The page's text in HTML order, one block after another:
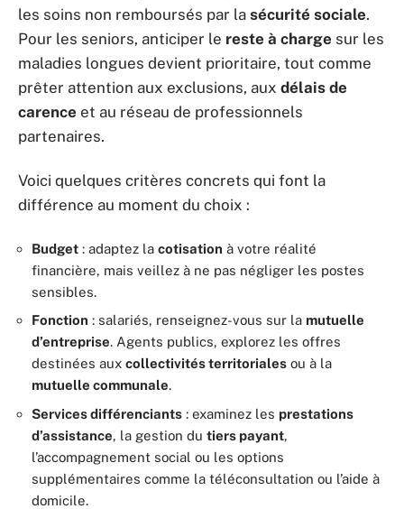
les soins non remboursés par la sécurité sociale.
Pour les seniors, anticiper le reste à charge sur les
maladies longues devient prioritaire, tout comme
prêter attention aux exclusions, aux délais de
carence et au réseau de professionnels
partenaires.
Voici quelques critères concrets qui font la
différence au moment du choix :
Budget : adaptez la cotisation à votre réalité
financière, mais veillez à ne pas négliger les postes
sensibles.
Fonction : salariés, renseignez-vous sur la mutuelle
d’entreprise. Agents publics, explorez les offres
destinées aux collectivités territoriales ou à la
mutuelle communale.
Services différenciants : examinez les prestations
d’assistance, la gestion du tiers payant,
l’accompagnement social ou les options
supplémentaires comme la téléconsultation ou l’aide à
domicile.